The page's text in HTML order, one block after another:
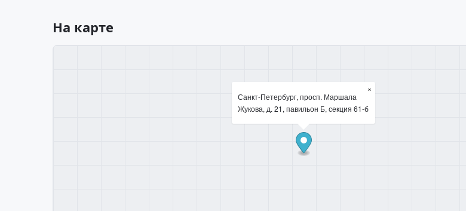
На карте
Санкт-Петербург, просп. Маршала
Жукова, д. 21, павильон Б, секция 61-б
×